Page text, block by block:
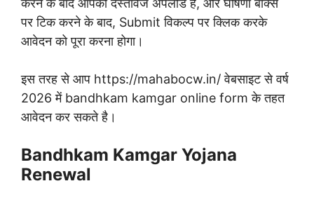
करने के बाद आपको दस्तावेज अपलोड है, और घोषणा बॉक्स
पर टिक करने के बाद, Submit विकल्प पर क्लिक करके
आवेदन को पूरा करना होगा।
इस तरह से आप https://mahabocw.in/ वेबसाइट से वर्ष
2026 में bandhkam kamgar online form के तहत
आवेदन कर सकते है।
Bandhkam Kamgar Yojana
Renewal